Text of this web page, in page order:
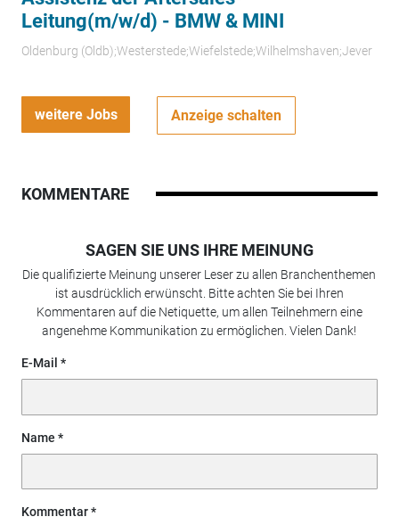
Leitung(m/w/d) - BMW & MINI
Oldenburg (Oldb);Westerstede;Wiefelstede;Wilhelmshaven;Jever
weitere Jobs Anzeige schalten
KOMMENTARE
SAGEN SIE UNS IHRE MEINUNG
Die qualifizierte Meinung unserer Leser zu allen Branchenthemen
ist ausdrücklich erwünscht. Bitte achten Sie bei Ihren
Kommentaren auf die Netiquette, um allen Teilnehmern eine
angenehme Kommunikation zu ermöglichen. Vielen Dank!
E-Mail
Name
Kommentar